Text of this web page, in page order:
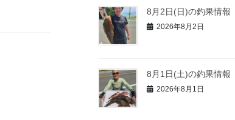
8月2日(日)の釣果情報
2026年8月2日
8月1日(土)の釣果情報
2026年8月1日